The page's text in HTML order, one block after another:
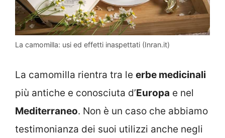
La camomilla: usi ed effetti inaspettati (Inran.it)
La camomilla rientra tra le erbe medicinali
più antiche e conosciuta d’Europa e nel
Mediterraneo. Non è un caso che abbiamo
testimonianza dei suoi utilizzi anche negli